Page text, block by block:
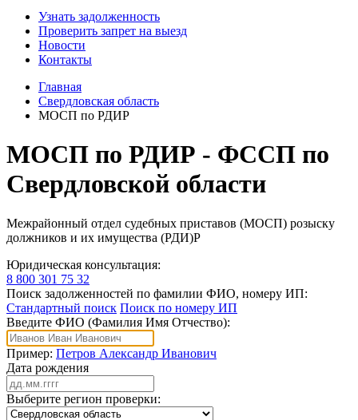
Узнать задолженность
Проверить запрет на выезд
Новости
Контакты
Главная
Свердловская область
МОСП по РДИР
МОСП по РДИР - ФССП по
Свердловской области
Межрайонный отдел судебных приставов (МОСП) розыску
должников и их имущества (РДИ)Р
Юридическая консультация:
8 800 301 75 32
Поиск задолженностей по фамилии ФИО, номеру ИП:
Стандартный поиск Поиск по номеру ИП
Введите ФИО (Фамилия Имя Отчество):
Пример: Петров Александр Иванович
Дата рождения
Выберите регион проверки: